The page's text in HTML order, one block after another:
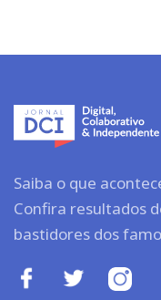
Saiba o que
Confira resultados
bastidores dos